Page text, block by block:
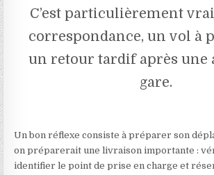
C’est particulièrement
correspondance, un vol à
un retour tardif après une
gare.
Un bon réflexe consiste à préparer son
on préparerait une livraison importante :
identifier le point de prise en charge et